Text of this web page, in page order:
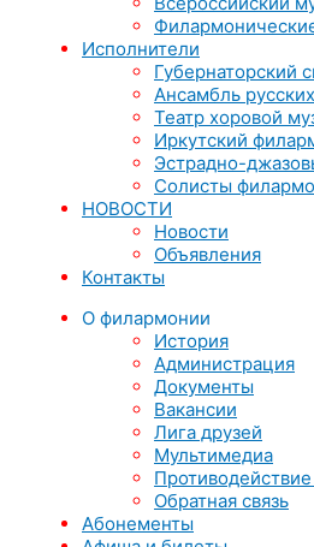
Исполнители
Губернаторский
Ансамбль
Театр хоровой
Иркутский
Эстрадно-
Солисты
НОВОСТИ
Новости
Объявления
Контакты
О филармонии
История
Администрация
Документы
Вакансии
Лига друзей
Мультимедиа
Обратная связь
Абонементы